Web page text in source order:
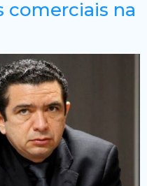
comerciais na